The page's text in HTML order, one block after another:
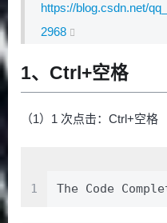
https://blog.csdn.net/
2968
1、Ctrl+空格
（1）1 次点击：Ctrl+空格
1 The Code